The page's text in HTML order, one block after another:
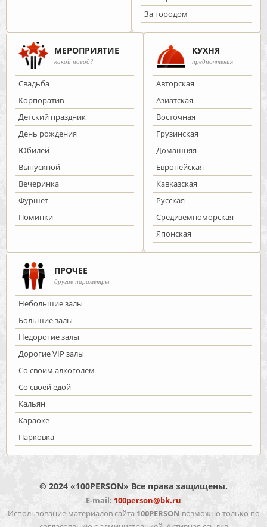
За городом
МЕРОПРИЯТИЕ
какой повод?
Cвадьба
Корпоратив
Детский праздник
День рождения
Юбилей
Выпускной
Вечеринка
Фуршет
Поминки
КУХНЯ
предпочтения
Авторская
Азиатская
Восточная
Грузинская
Домашняя
Европейская
Кавказская
Русская
Средиземноморская
Японская
ПРОЧЕЕ
другие параметры
Небольшие залы
Большие залы
Недорогие залы
Дорогие VIP залы
Со своим алкоголем
Со своей едой
Кальян
Караоке
Парковка
© 2024 «100PERSON» Все права защищены.
E-mail: 100person@bk.ru
Использование материалов сайта 100PERSON возможно только по